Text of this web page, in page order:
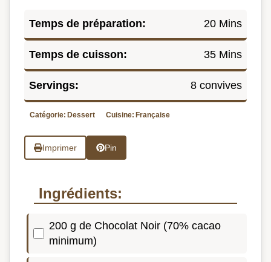
Temps de préparation: 20 Mins
Temps de cuisson: 35 Mins
Servings: 8 convives
Catégorie: Dessert Cuisine: Française
Imprimer Pin
Ingrédients:
200 g de Chocolat Noir (70% cacao
minimum)